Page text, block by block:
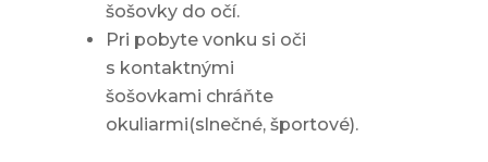
šošovky do očí.
Pri pobyte vonku si oči
s kontaktnými
šošovkami chráňte
okuliarmi(slnečné, športové).